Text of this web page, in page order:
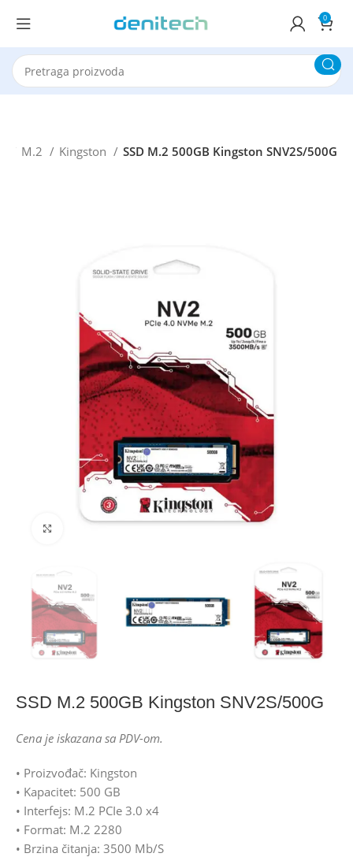
0
M.2 Kingston SSD M.2 500GB Kingston SNV2S/500G
SSD M.2 500GB Kingston SNV2S/500G
Cena je iskazana sa PDV-om.
• Proizvođač: Kingston
• Kapacitet: 500 GB
• Interfejs: M.2 PCIe 3.0 x4
• Format: M.2 2280
• Brzina čitanja: 3500 Mb/S